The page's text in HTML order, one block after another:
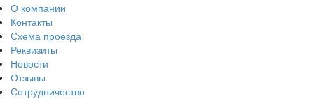
О компании
Контакты
Схема проезда
Реквизиты
Новости
Отзывы
Сотрудничество